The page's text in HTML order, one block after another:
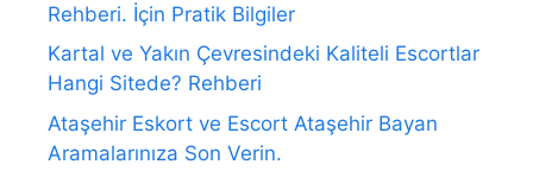
Rehberi. İçin Pratik Bilgiler
Kartal ve Yakın Çevresindeki Kaliteli Escortlar
Hangi Sitede? Rehberi
Ataşehir Eskort ve Escort Ataşehir Bayan
Aramalarınıza Son Verin.